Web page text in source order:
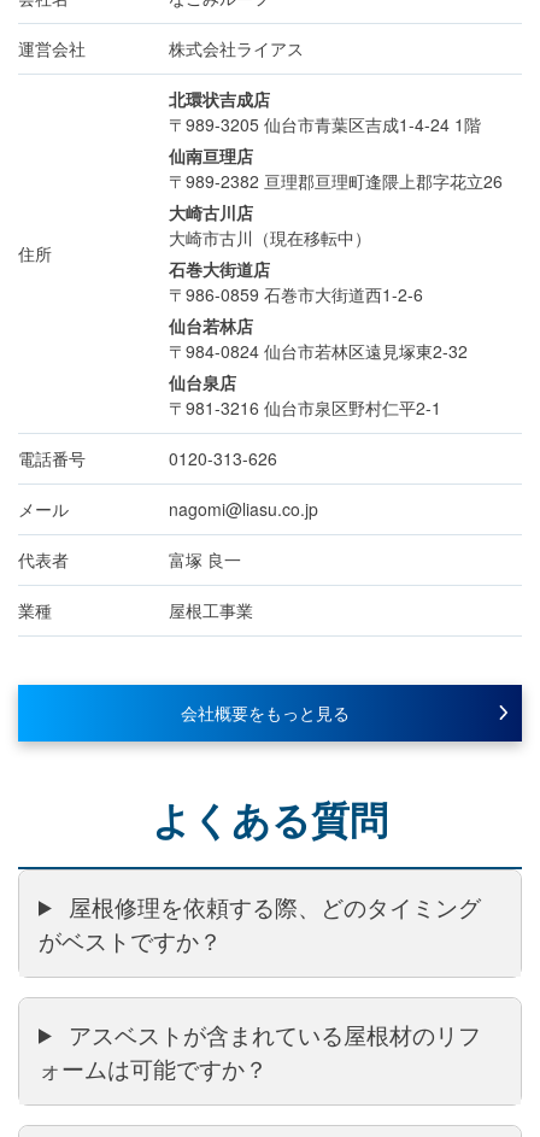
運営会社 株式会社ライアス
住所
北環状吉成店
〒989-3205 仙台市青葉区吉成1-4-24 1階
仙南亘理店
〒989-2382 亘理郡亘理町逢隈上郡字花立26
大崎古川店
大崎市古川（現在移転中）
石巻大街道店
〒986-0859 石巻市大街道西1-2-6
仙台若林店
〒984-0824 仙台市若林区遠見塚東2-32
仙台泉店
〒981-3216 仙台市泉区野村仁平2-1
電話番号 0120-313-626
メール nagomi@liasu.co.jp
代表者 富塚 良一
業種 屋根工事業
会社概要をもっと見る
よくある質問
屋根修理を依頼する際、どのタイミング
がベストですか？
アスベストが含まれている屋根材のリフ
ォームは可能ですか？